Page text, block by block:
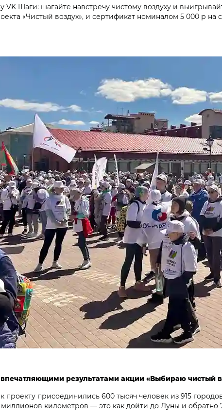
VK Шаги: шагайте навстречу чистому воздуху и
«Чистый воздух», и сертификат номиналом 5 000 р
результатами акции «Выбираю чистый
присоединились 600 тысяч человек из 915
километров — это как дойти до Луны и